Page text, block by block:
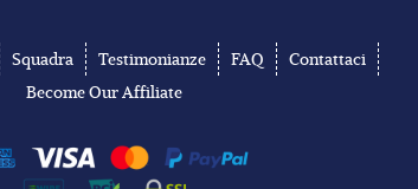
Squadra Testimonianze FAQ
Contattaci
Become Our Affiliate